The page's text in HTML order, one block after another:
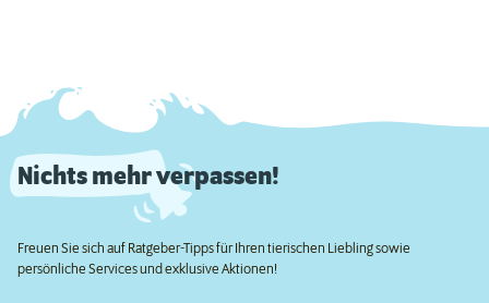
Nichts mehr verpassen!
Freuen Sie sich auf Ratgeber-Tipps für Ihren tierischen Liebling sowie
persönliche Services und exklusive Aktionen!